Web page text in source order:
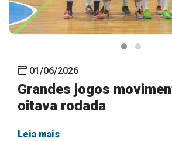
01/06/2026
Grandes jogos
oitava rodada
Leia mais